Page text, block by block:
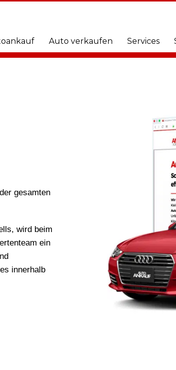
Auto verkaufen Services
gesamten
wird beim
ein
innerhalb